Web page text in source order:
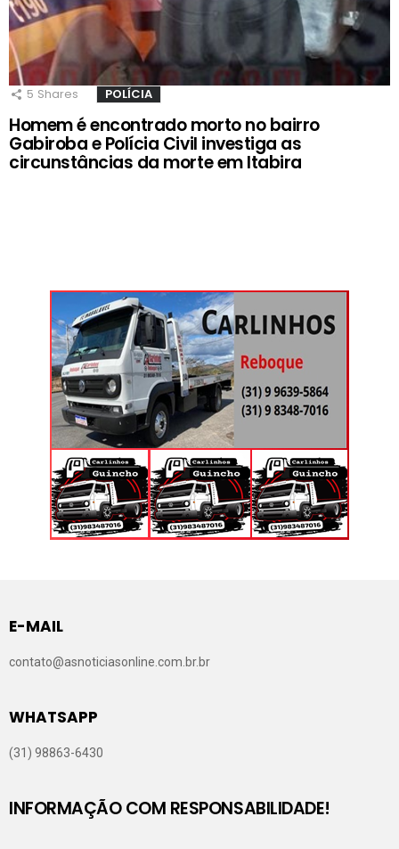
5 Shares POLÍCIA
Homem é encontrado morto no bairro
Gabiroba e Polícia Civil investiga as
circunstâncias da morte em Itabira
E-MAIL
contato@asnoticiasonline.com.br.br
WHATSAPP
(31) 98863-6430
INFORMAÇÃO COM RESPONSABILIDADE!